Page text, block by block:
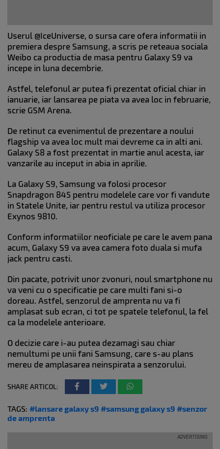
Userul @IceUniverse, o sursa care ofera informatii in
premiera despre Samsung, a scris pe reteaua sociala
Weibo ca productia de masa pentru Galaxy S9 va
incepe in luna decembrie.
Astfel, telefonul ar putea fi prezentat oficial chiar in
ianuarie, iar lansarea pe piata va avea loc in februarie,
scrie GSM Arena.
De retinut ca evenimentul de prezentare a noului
flagship va avea loc mult mai devreme ca in alti ani.
Galaxy S8 a fost prezentat in martie anul acesta, iar
vanzarile au inceput in abia in aprilie.
La Galaxy S9, Samsung va folosi procesor
Snapdragon 845 pentru modelele care vor fi vandute
in Statele Unite, iar pentru restul va utiliza procesor
Exynos 9810.
Conform informatiilor neoficiale pe care le avem pana
acum, Galaxy S9 va avea camera foto duala si mufa
jack pentru casti.
Din pacate, potrivit unor zvonuri, noul smartphone nu
va veni cu o specificatie pe care multi fani si-o
doreau. Astfel, senzorul de amprenta nu va fi
amplasat sub ecran, ci tot pe spatele telefonul, la fel
ca la modelele anterioare.
O decizie care i-au putea dezamagi sau chiar
nemultumi pe unii fani Samsung, care s-au plans
mereu de amplasarea neinspirata a senzorului.
SHARE ARTICOL:
TAGS: #lansare galaxy s9 #samsung galaxy s9 #senzor
de amprenta